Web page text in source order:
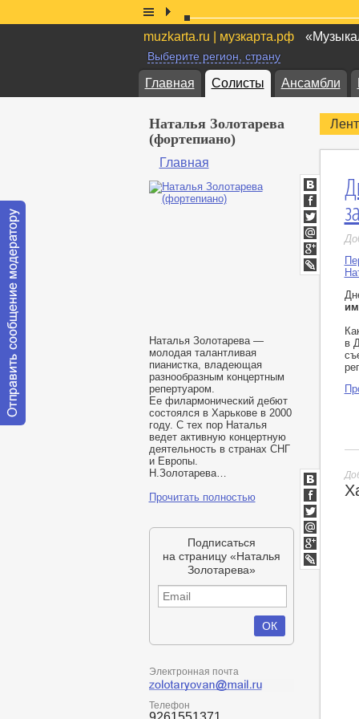
muzkarta.ru | музкарта.рф
Выберите регион, страну
Главная Солисты Ансамбли
Наталья Золотарева
(фортепиано)
Главная
Наталья Золотарева —
молодая талантливая
пианистка, владеющая
разнообразным концертным
репертуаром.
Ее филармонический дебют
состоялся в Харькове в 2000
году. С тех пор Наталья
ведет активную концертную
деятельность в странах СНГ
и Европы.
Н.Золотарева…
Прочитать полностью
Подписаться
на страницу «Наталья
Золотарева»
Электронная почта
Телефон
в
Facebook
Twitter
Мой
Мир
Google+
LiveJournal
Facebook
Twitter
Мой
Мир
Google+
lj